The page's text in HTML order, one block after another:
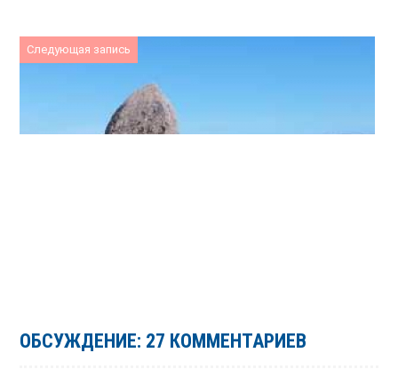
Следующая запись
ОБСУЖДЕНИЕ: 27 КОММЕНТАРИЕВ